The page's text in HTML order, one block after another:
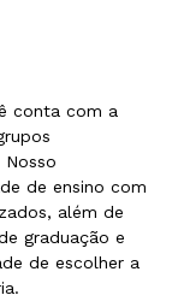
conta com a
de ensino com
além de
graduação e
de escolher a